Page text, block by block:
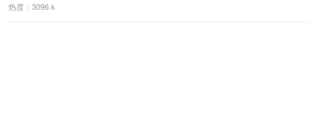
热度：3096 k